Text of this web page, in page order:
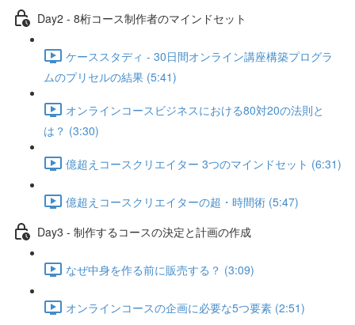
Day2 - 8桁コース制作者のマインドセット
ケーススタディ - 30日間オンライン講座構築プログラ
ムのプリセルの結果 (5:41)
オンラインコースビジネスにおける80対20の法則と
は？ (3:30)
億超えコースクリエイター 3つのマインドセット (6:31)
億超えコースクリエイターの超・時間術 (5:47)
Day3 - 制作するコースの決定と計画の作成
なぜ中身を作る前に販売する？ (3:09)
オンラインコースの企画に必要な5つ要素 (2:51)